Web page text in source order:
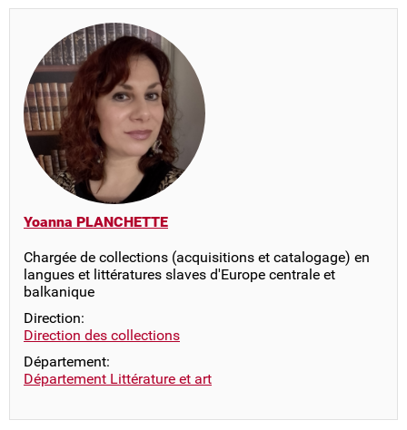
Yoanna PLANCHETTE
Chargée de collections (acquisitions et catalogage) en
langues et littératures slaves d'Europe centrale et
balkanique
Direction:
Direction des collections
Département:
Département Littérature et art